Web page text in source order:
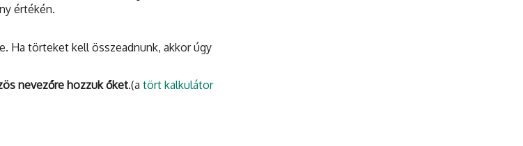
értékén.
Ha törteket kell összeadnunk, akkor úgy
nevezőre hozzuk őket.(a tört kalkulátor